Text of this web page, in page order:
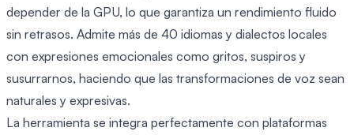
depender de la GPU, lo que garantiza un rendimiento fluido
sin retrasos. Admite más de 40 idiomas y dialectos locales
con expresiones emocionales como gritos, suspiros y
susurrarnos, haciendo que las transformaciones de voz sean
naturales y expresivas.
La herramienta se integra perfectamente con plataformas